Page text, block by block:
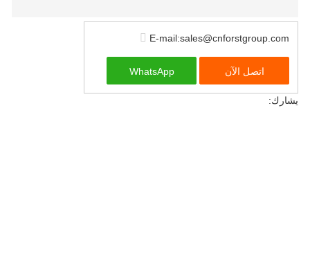
E-mail:sales@cnforstgroup.com
اتصل الآن WhatsApp
يشارك: